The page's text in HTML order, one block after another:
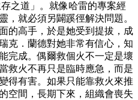
之道」。就像哈雷的專案經
，就必須另闢蹊徑解決問題。
的高手，於是她受到提拔，成
克．蘭德對她非常有信心，知
完成。偶爾救個火不一定是壞
救火不再只是臨時應急，而是
得有害。如果只能靠救火來推
空間，長期下來，組織會喪失